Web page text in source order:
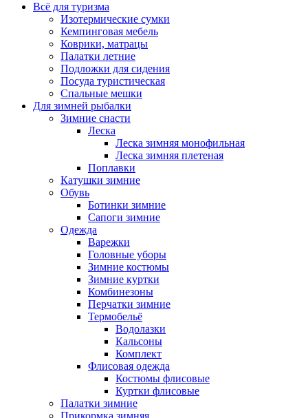
Всё для туризма
Изотермические сумки
Кемпинговая мебель
Коврики, матрацы
Палатки летние
Подложки для сидения
Посуда туристическая
Спальные мешки
Для зимней рыбалки
Зимние снасти
Леска
Леска зимняя монофильная
Леска зимняя плетеная
Поплавки
Катушки зимние
Обувь
Ботинки зимние
Сапоги зимние
Одежда
Варежки
Головные уборы
Зимние костюмы
Зимние куртки
Комбинезоны
Перчатки зимние
Термобельё
Водолазки
Кальсоны
Комплект
Флисовая одежда
Костюмы флисовые
Куртки флисовые
Палатки зимние
Прикормка зимняя